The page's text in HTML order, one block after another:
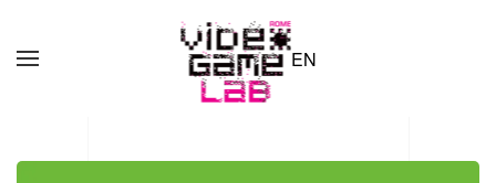
Skip to main content EN